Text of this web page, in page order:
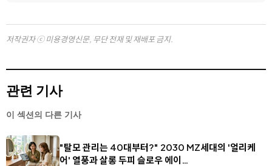
저작권자 ⓒ 미용경영신문, 무단 전재 및 재배포 금지.
관련 기사
이 섹션의 다른 기사
"탈모 관리는 40대부터?" 2030 MZ세대의 '얼리케
어' 열풍과 살롱 두피 슬로우 에이…